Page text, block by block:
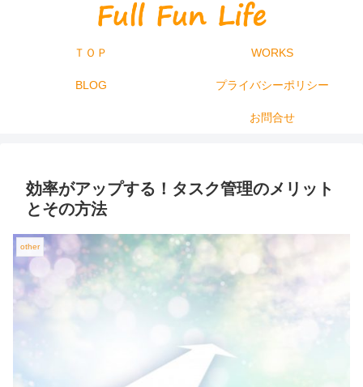
ＴＯＰ WORKS
BLOG プライバシーポリシー
お問合せ
効率がアップする！タスク管理のメリット
とその方法
other